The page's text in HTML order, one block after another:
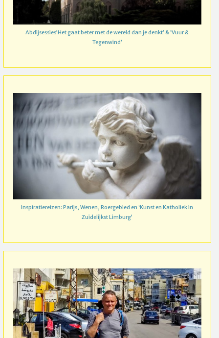
Abdijsessies’Het gaat beter met de wereld dan je denkt’ & ‘Vuur &
Tegenwind’
Inspiratiereizen: Parijs, Wenen, Roergebied en ‘Kunst en Katholiek in
Zuidelijkst Limburg’